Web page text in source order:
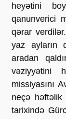
heyətini
qanunverici
qərar
yaz ayların
aradan
vəziyyətini
missiyasını
neçə həftəlik
tarixində